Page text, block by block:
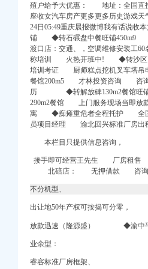
殖户给予大优惠： 地址：全国直投
座收女汽车房产更多更多历史游戏
24日05:49重庆晨报微博我有话
铺 ◆转石碾盘中餐旺铺
渡口店：交通、，空调维修安
称培训 火热开班中! ◆转沙区
培训考证 厨师糕点挖机叉车塔
餐馆200m5 才林投资咨询
历 ◆转解放碑130m2餐馆旺
290m2餐馆 上门服务现场当
寓 ◆痴瘫重危者全程托护 全
员项目经理 渝北回兴标准厂房出
本栏目只提供信息咨询，
接手即可经营王先生 厂房租售
北碚店： 无押借款 咨
不分机型、
出让地50年产权可按揭可分零， 征
放款迅速（隆源盛） ◆渝中平
业余型：
睿容标准厂房框架、